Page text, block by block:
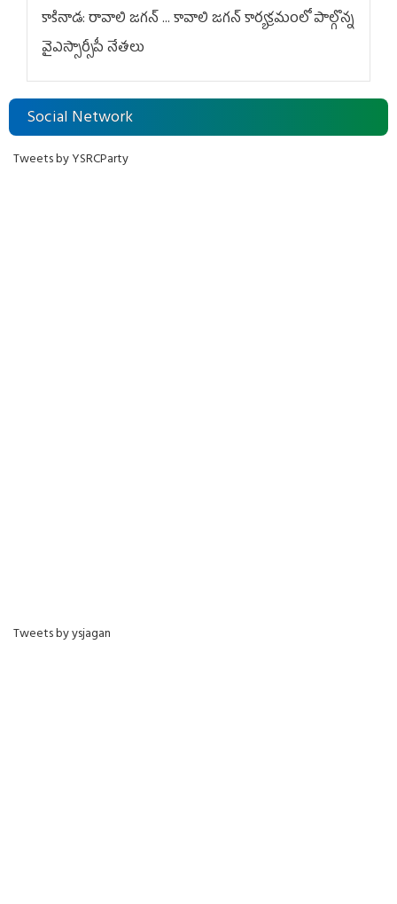
కాకినాడ: రావాలి జగన్ ... కావాలి జగన్ కార్యక్రమంలో పాల్గొన్న
వైఎస్సార్సీపీ నేతలు
Social Network
Tweets by YSRCParty
Tweets by ysjagan